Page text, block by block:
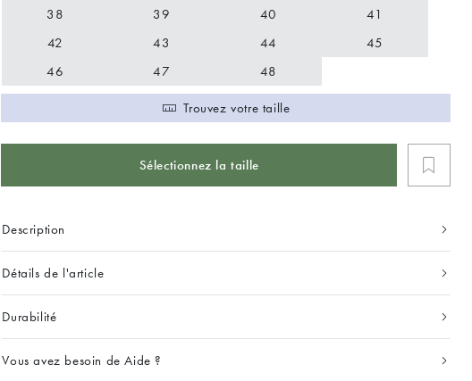
38 39 40
41
42
43 44
45
46
47 48
Trouvez votre taille
Sélectionnez la taille
Description
Détails de l'article
Durabilité
Vous avez besoin de Aide ?